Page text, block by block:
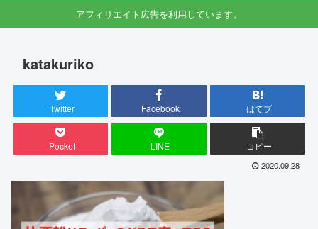
アフィリエイト広告を利用しています。
katakuriko
Twitter Facebook はてブ
Pocket LINE コピー
2020.09.28